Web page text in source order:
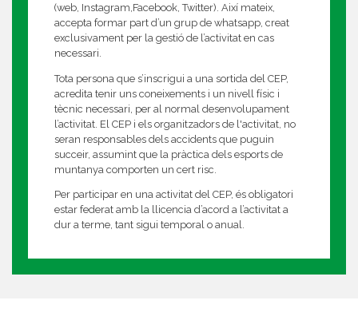
(web, Instagram,Facebook, Twitter). Així mateix,
accepta formar part d’un grup de whatsapp, creat
exclusivament per la gestió de l’activitat en cas
necessari.
Tota persona que s’inscrigui a una sortida del CEP,
acredita tenir uns coneixements i un nivell físic i
tècnic necessari, per al normal desenvolupament
l’activitat. El CEP i els organitzadors de l'activitat, no
seran responsables dels accidents que puguin
succeir, assumint que la pràctica dels esports de
muntanya comporten un cert risc.
Per participar en una activitat del CEP, és obligatori
estar federat amb la llicencia d’acord a l’activitat a
dur a terme, tant sigui temporal o anual.